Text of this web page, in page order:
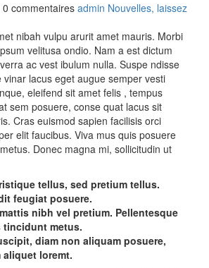
0 commentaires admin Nouvelles, laissez
nibah vulpu arurit amet mauris. Morbi
velitusa ondio. Nam a est dictum
ac vest ibulum nulla. Suspe ndisse
lacus eget augue semper vesti
eleifend sit amet felis , tempus
sem posuere, conse quat lacus sit
Cras euismod sapien facilisis orci
elit faucibus. Viva mus quis posuere
Donec magna mi, sollicitudin ut
tellus, sed pretium tellus.
feugiat posuere.
nibh vel pretium. Pellentesque
metus.
diam non aliquam posuere,
loremt.